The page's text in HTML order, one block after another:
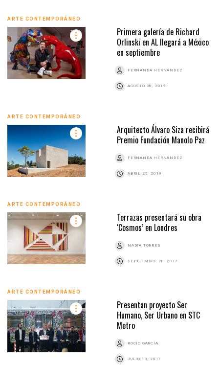
ARTE CONTEMPORÁNEO
Primera galería de Richard
Orlinski en AL llegará a México
en septiembre
FERNANDA HERNÁNDEZ
AGOSTO 28, 2019
ARTE CONTEMPORÁNEO
Arquitecto Álvaro Siza recibirá
Premio Fundación Manolo Paz
FERNANDA HERNÁNDEZ
ABRIL 25, 2019
ARTE CONTEMPORÁNEO
Terrazas presentará su obra
‘Cosmos’ en Londres
NADIA TORRES
SEPTIEMBRE 28, 2017
ARTE CONTEMPORÁNEO
Presentan proyecto Ser
Humano, Ser Urbano en STC
Metro
ROCÍO GARCÍA
JULIO 13, 2017